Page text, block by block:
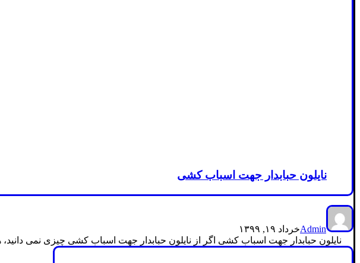
نایلون حبابدار جهت اسباب کشی
Adminخرداد ۱۹, ۱۳۹۹
نایلون حبابدار جهت اسباب کشی اگر از نایلون حبابدار جهت اسباب کشی چیزی نمی دانید،